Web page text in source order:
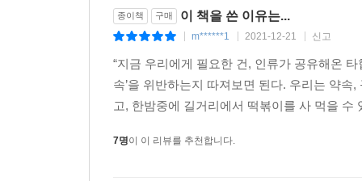
술의 위력이 압도적일수록 인문학적 상상력이
필요성도 더욱더 커질 수밖에 없다.
--- p.240
그를 비난할 권리는 아무에게도 없다. 나의 자유
가장 기본이 되는 자유는 무엇일까. 이동하고,
그것은 그저 홀로 있는 내 공간 안의 자유, 내
드라마 「미스터 션샤인」에서 구동매가 슬프
인간은 타인에게 피해를 끼치지 않는 이상 얼마든
종이책 구매 이 책을 쓴 이유는...
m******1 2021-12-21 신고
“지금 우리에게 필요한 건, 인류가 공유해온
속’을 위반하는지 따져보면 된다. 우리는 약
고, 한밤중에 길거리에서 떡볶이를 사 먹을
7명이 이 리뷰를 추천합니다.